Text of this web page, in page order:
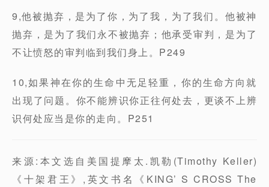
9,他被抛弃，是为了你，为了我，为了我们。他被神
抛弃，是为了我们永不被抛弃；他承受审判，是为了
不让愤怒的审判临到我们身上。P249
10,如果神在你的生命中无足轻重，你的生命方向就
出现了问题。你不能辨识你正往何处去，更谈不上辨
识何处应当是你的走向。P251
来源:本文选自美国提摩太.凯勒(Timothy Keller)
《十架君王》,英文书名《KING’ S CROSS The